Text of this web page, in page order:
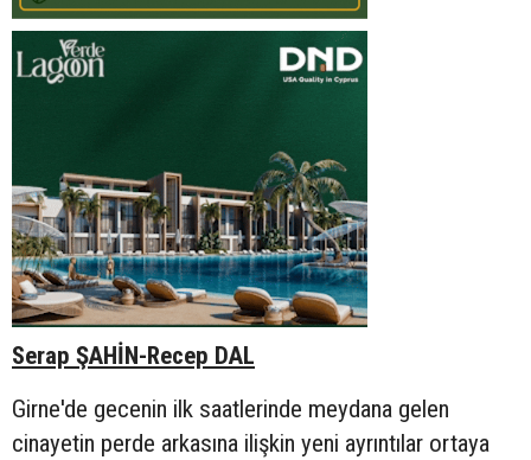
Serap ŞAHİN-Recep DAL
Girne'de gecenin ilk saatlerinde meydana gelen
cinayetin perde arkasına ilişkin yeni ayrıntılar ortaya